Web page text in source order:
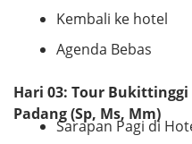
Kembali ke hotel
Agenda Bebas
Hari 03: Tour Bukittinggi
Padang (Sp, Ms, Mm)
Sarapan Pagi di